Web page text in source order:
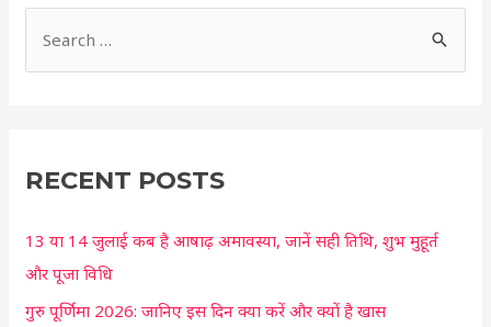
e
c
f
o
r
RECENT POSTS
13 या 14 जुलाई कब है आषाढ़ अमावस्या, जानें सही तिथि, शुभ मुहूर्त
और पूजा विधि
गुरु पूर्णिमा 2026: जानिए इस दिन क्या करें और क्यों है खास